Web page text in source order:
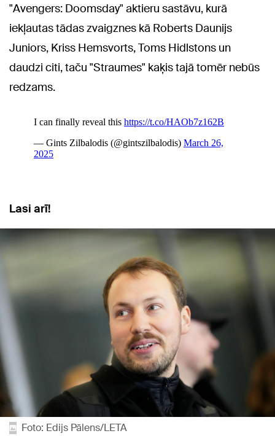
"Avengers: Doomsday" aktieru sastāvu, kurā
iekļautas tādas zvaigznes kā Roberts Daunijs
Juniors, Kriss Hemsvorts, Toms Hidlstons un
daudzi citi, taču "Straumes" kaķis tajā tomēr nebūs
redzams.
Lasi arī!
Foto: Edijs Pālens/LETA